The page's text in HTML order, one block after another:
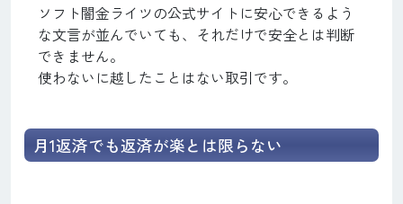
ソフト闇金ライツの公式サイトに安心できるよう
な文言が並んでいても、それだけで安全とは判断
できません。
使わないに越したことはない取引です。
月1返済でも返済が楽とは限らない